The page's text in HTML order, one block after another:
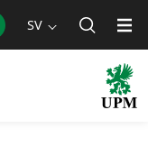
SV